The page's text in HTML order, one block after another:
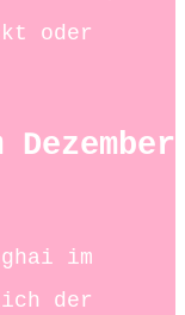
oder
im
der